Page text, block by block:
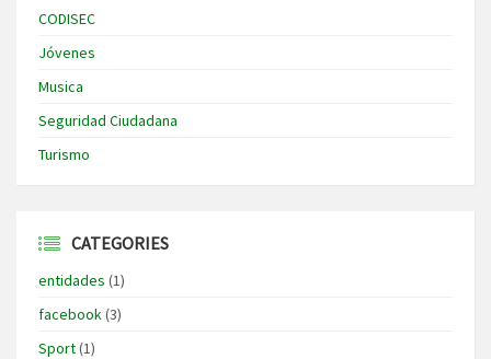
CODISEC
Jóvenes
Musica
Seguridad Ciudadana
Turismo
CATEGORIES
entidades (1)
facebook(3)
Sport(1)